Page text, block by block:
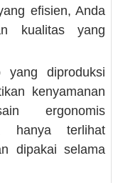
efisien, Anda
kualitas yang
diproduksi
kenyamanan
ergonomis
hanya terlihat
dipakai selama